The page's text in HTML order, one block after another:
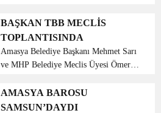
Amasyalılara unutamayacakları dopdolu
bir hafta yaşatacak. Amasya’nın fuar
alanı olarak değerlen...
BAŞKAN TBB MECLİS
TOPLANTISINDA
Amasya Belediye Başkanı Mehmet Sarı
ve MHP Belediye Meclis Üyesi Ömer
Belediyeler Birliği (TBB) 2019 Yılı
Dönem Başı Olağan Meclis
AMASYA BAROSU
SAMSUN’DAYDI